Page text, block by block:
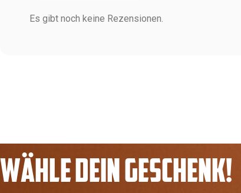
Es gibt noch keine Rezensionen.
WÄHLE DEIN GESCHENK!